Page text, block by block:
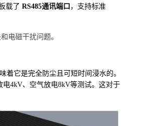
载了 RS485通讯端口 ，支持标准
电磁干扰问题。
着它是完全防尘且可短时间浸水的。
4kV、空气放电8kV等测试。这对于